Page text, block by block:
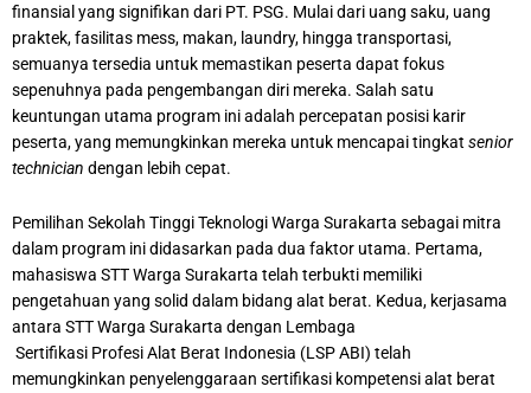
finansial yang signifikan dari PT. PSG. Mulai dari uang saku, uang
praktek, fasilitas mess, makan, laundry, hingga transportasi,
semuanya tersedia untuk memastikan peserta dapat fokus
sepenuhnya pada pengembangan diri mereka. Salah satu
keuntungan utama program ini adalah percepatan posisi karir
peserta, yang memungkinkan mereka untuk mencapai tingkat senior
technician dengan lebih cepat.
Pemilihan Sekolah Tinggi Teknologi Warga Surakarta sebagai mitra
dalam program ini didasarkan pada dua faktor utama. Pertama,
mahasiswa STT Warga Surakarta telah terbukti memiliki
pengetahuan yang solid dalam bidang alat berat. Kedua, kerjasama
antara STT Warga Surakarta dengan Lembaga
Sertifikasi Profesi Alat Berat Indonesia (LSP ABI) telah
memungkinkan penyelenggaraan sertifikasi kompetensi alat berat